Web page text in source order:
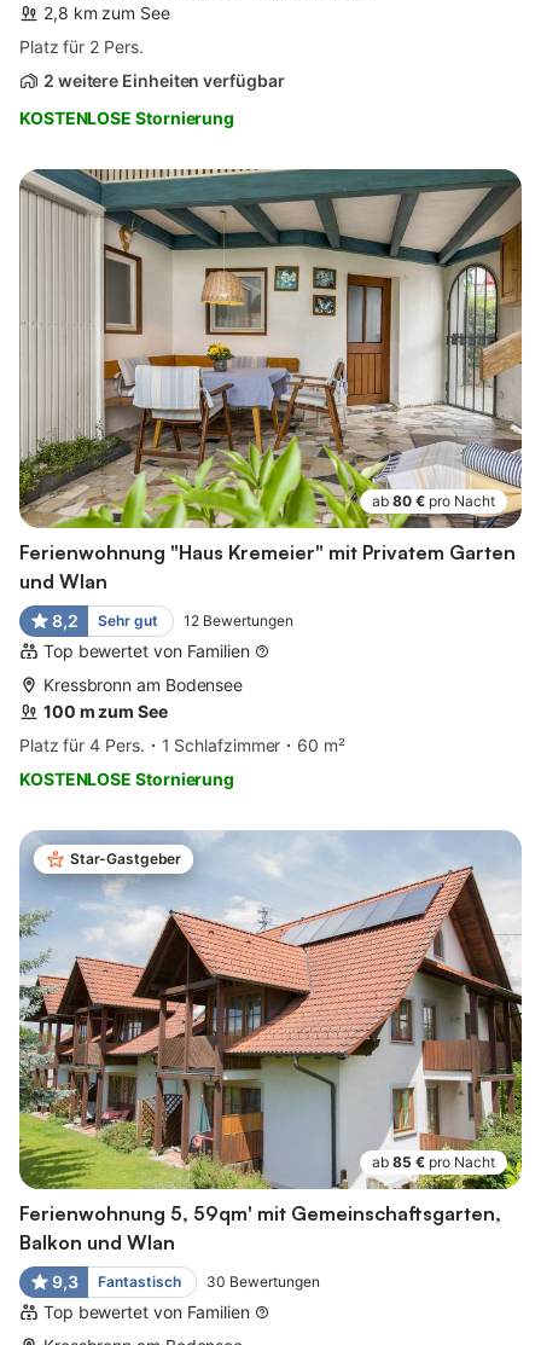
2,8 km zum See
Platz für 2 Pers.
2 weitere Einheiten verfügbar
KOSTENLOSE Stornierung
ab 80 € pro Nacht
Ferienwohnung "Haus Kremeier" mit Privatem Garten
und Wlan
8,2 Sehr gut 12 Bewertungen
Top bewertet von Familien
Kressbronn am Bodensee
100 m zum See
Platz für 4 Pers.
1 Schlafzimmer
60 m²
KOSTENLOSE Stornierung
Star-Gastgeber
ab 85 € pro Nacht
Ferienwohnung 5, 59qm' mit Gemeinschaftsgarten,
Balkon und Wlan
9,3 Fantastisch 30 Bewertungen
Top bewertet von Familien